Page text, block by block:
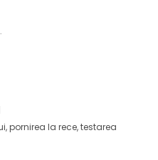
pornirea la rece, testarea